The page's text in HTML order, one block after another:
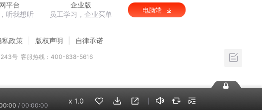
/ 00:00:00
x 1.0
平台
听我想听
企业版
员工学习，企业买单
电脑端
私政策 版权声明 自律承诺
号 客服热线：400-838-5616